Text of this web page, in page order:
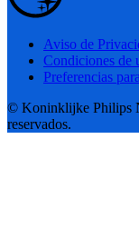
Aviso de
Condiciones de
Preferencias
© Koninklijke Philips
reservados.